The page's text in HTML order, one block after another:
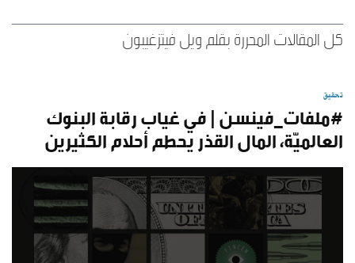
كل المقالات المحررة بقلم ويل فيتزغيبون
تحقيق
#ملفات_فينسن | في غياب رقابة البنوك
العالميّة، المال القذر يحطم أحلام الكثيرين